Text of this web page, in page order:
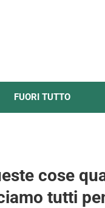
FUORI TUTTO
cose
tutti